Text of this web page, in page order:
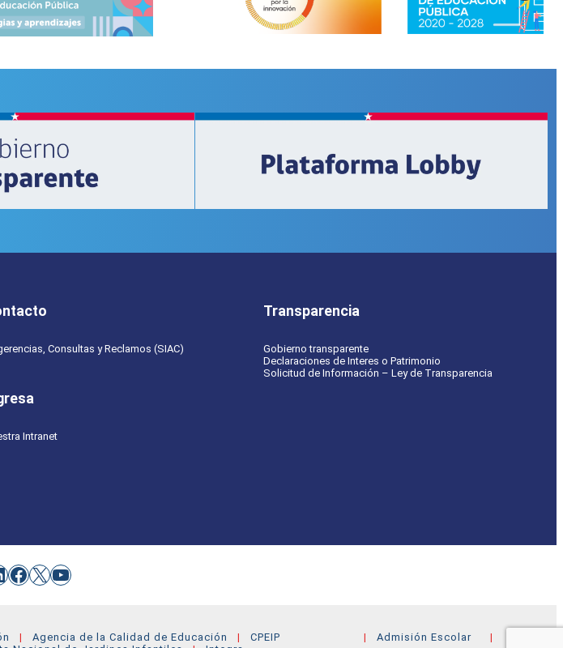
Consultas y Reclamos (SIAC)
Intranet
Transparencia
Gobierno transparente
Declaraciones de Interes o Patrimonio
Solicitud de Información – Ley de Transparencia
Facebook
X YouTube
Agencia de la Calidad de Educación CPEIP
Admisión Escolar